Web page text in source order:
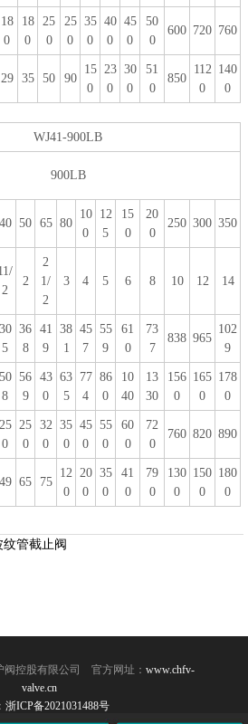
18
0
18
0
25
0
25
0
35
0
40
0
45
0
50
0
600 720 760
29 35 50 90
15
0
23
0
30
0
51
0
850
112
0
140
0
WJ41-900LB
900LB
40 50 65 80
10
0
12
5
15
0
20
0
250 300 350
2
2
2
1/
2
3 4 5 6 8 10 12 14
30
5
36
8
41
9
38
1
45
7
55
9
61
0
73
7
838 965
102
9
50
8
56
9
43
0
63
5
77
4
86
0
10
40
13
30
156
0
165
0
178
0
25
0
25
0
32
0
35
0
45
0
55
0
60
0
72
0
760 820 890
49 65 75
12
0
20
0
35
0
41
0
79
0
130
0
150
0
180
0
纹管截止阀
阀控股有限公司 官方网址： www.chfv-
valve.cn
浙ICP备2021031488号